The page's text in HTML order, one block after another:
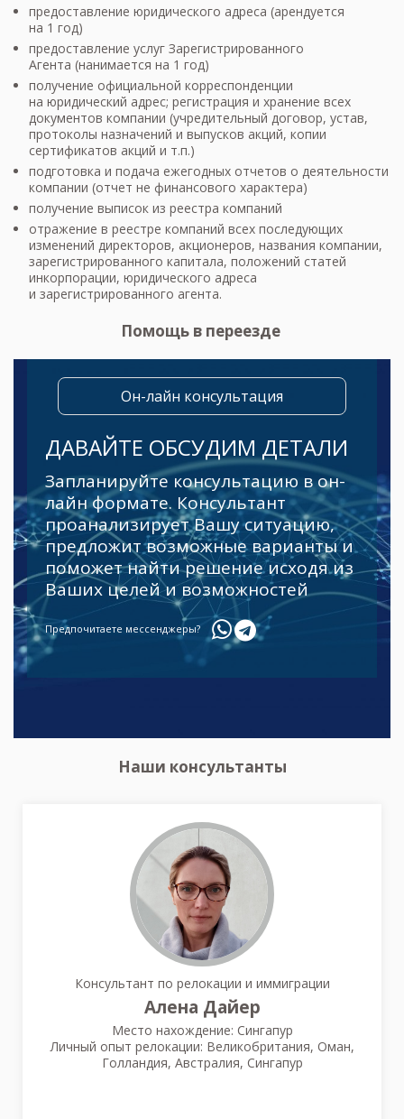
предоставление юридического адреса (арендуется
на 1 год)
предоставление услуг Зарегистрированного
Агента (нанимается на 1 год)
получение официальной корреспонденции
на юридический адрес; регистрация и хранение всех
документов компании (учредительный договор, устав,
протоколы назначений и выпусков акций, копии
сертификатов акций и т.п.)
подготовка и подача ежегодных отчетов о деятельности
компании (отчет не финансового характера)
получение выписок из реестра компаний
отражение в реестре компаний всех последующих
изменений директоров, акционеров, названия компании,
зарегистрированного капитала, положений статей
инкорпорации, юридического адреса
и зарегистрированного агента.
Помощь в переезде
Он-лайн консультация
ДАВАЙТЕ ОБСУДИМ ДЕТАЛИ
Запланируйте консультацию в он-
лайн формате. Консультант
проанализирует Вашу ситуацию,
предложит возможные варианты и
поможет найти решение исходя из
Ваших целей и возможностей
Предпочитаете мессенджеры?
Наши консультанты
Консультант по релокации и иммиграции
Алена Дайер
Место нахождение: Сингапур
Личный опыт релокации: Великобритания, Оман,
Голландия, Австралия, Сингапур